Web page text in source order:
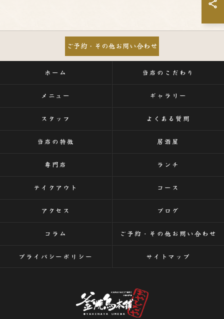
ご予約・その他お問い合わせ
ホーム 当店のこだわり
メニュー ギャラリー
スタッフ よくある質問
当店の特徴 居酒屋
専門店 ランチ
テイクアウト コース
アクセス ブログ
コラム ご予約・その他お問い合わせ
プライバシーポリシー サイトマップ